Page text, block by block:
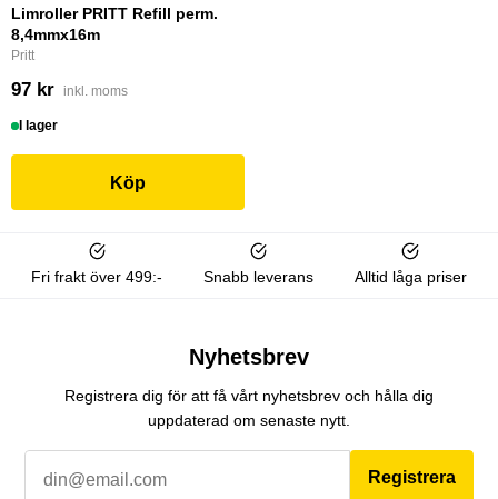
Limroller PRITT Refill perm.
8,4mmx16m
Pritt
97 kr inkl. moms
I lager
Köp
Fri frakt över 499:- Snabb leverans Alltid låga priser
Nyhetsbrev
Registrera dig för att få vårt nyhetsbrev och hålla dig
uppdaterad om senaste nytt.
Registrera